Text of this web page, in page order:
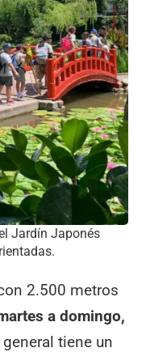
Jardín Japonés
2.500 metros
a domingo,
tiene un